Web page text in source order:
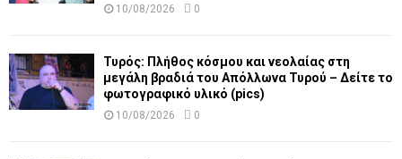
10/08/2026 0
Τυρός: Πλήθος κόσμου και νεολαίας στη
μεγάλη βραδιά του Απόλλωνα Τυρού – Δείτε το
φωτογραφικό υλικό (pics)
10/08/2026 0